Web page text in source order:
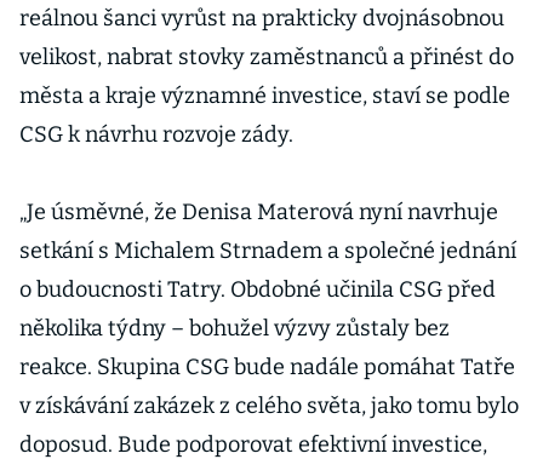
reálnou šanci vyrůst na prakticky dvojnásobnou
velikost, nabrat stovky zaměstnanců a přinést do
města a kraje významné investice, staví se podle
CSG k návrhu rozvoje zády.
„Je úsměvné, že Denisa Materová nyní navrhuje
setkání s Michalem Strnadem a společné jednání
o budoucnosti Tatry. Obdobné učinila CSG před
několika týdny – bohužel výzvy zůstaly bez
reakce. Skupina CSG bude nadále pomáhat Tatře
v získávání zakázek z celého světa, jako tomu bylo
doposud. Bude podporovat efektivní investice,